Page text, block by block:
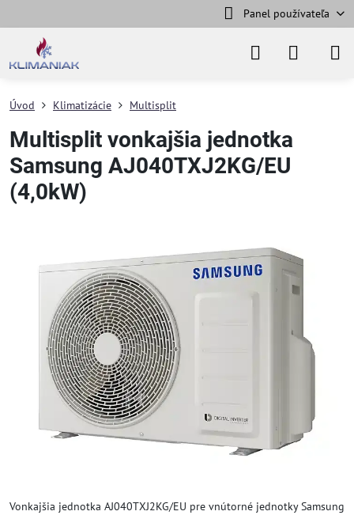
Panel používateľa
Úvod Klimatizácie Multisplit
Multisplit vonkajšia jednotka
Samsung AJ040TXJ2KG/EU
(4,0kW)
Vonkajšia jednotka AJ040TXJ2KG/EU pre vnútorné jednotky Samsung